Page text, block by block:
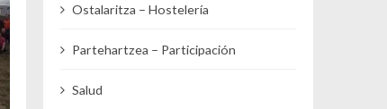
Ostalaritza – Hostelería
Partehartzea – Participación
Salud